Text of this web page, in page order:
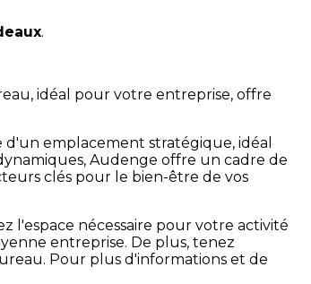
.
idéal pour votre entreprise, offre
emplacement stratégique, idéal
Audenge offre un cadre de
clés pour le bien-être de vos
l'espace nécessaire pour votre activité
entreprise. De plus, tenez
Pour plus d'informations et de